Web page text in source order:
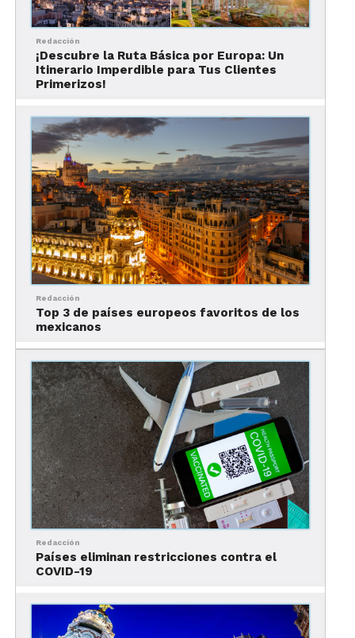
El Camino de Santiago es una red de rutas
históricas que llevan hasta Santiago de
Compostela, ciudad donde se encuentra la
famosa Catedral de Santiago de
Compostela.
Durante siglos, peregrinos de distintas partes del
mundo han recorrido estos caminos:
Redacción
¡Descubre la Ruta Básica por Europa: Un
Itinerario Imperdible para Tus Clientes
Primerizos!
Redacción
Top 3 de países europeos favoritos de los
mexicanos
Redacción
Países eliminan restricciones contra el
COVID-19